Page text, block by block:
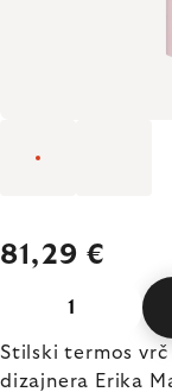
81,29 €
Stilski termos
dizajnera Erika